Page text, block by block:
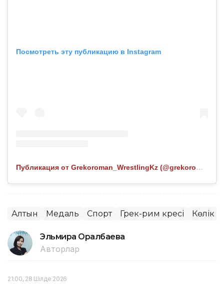
Посмотреть эту публикацию в Instagram
Публикация от Grekoroman_WrestlingKz (@grekoroman_wrestlingkz)
Алтын Медаль Спорт Грек-рим күресі Көлік
Эльмира Оралбаева
Авторлар
21:00, 28 Шілде 2026